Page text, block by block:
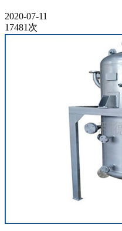
2020-07-11
17481次